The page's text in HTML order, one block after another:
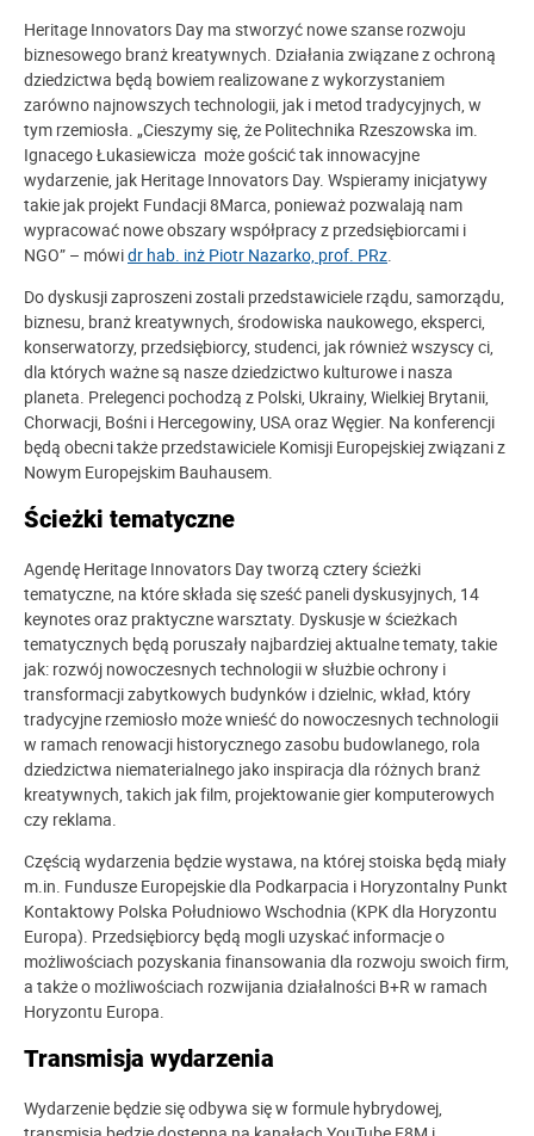
Heritage Innovators Day ma stworzyć nowe szanse rozwoju
biznesowego branż kreatywnych. Działania związane z ochroną
dziedzictwa będą bowiem realizowane z wykorzystaniem
zarówno najnowszych technologii, jak i metod tradycyjnych, w
tym rzemiosła. „Cieszymy się, że Politechnika Rzeszowska im.
Ignacego Łukasiewicza może gościć tak innowacyjne
wydarzenie, jak Heritage Innovators Day. Wspieramy inicjatywy
takie jak projekt Fundacji 8Marca, ponieważ pozwalają nam
wypracować nowe obszary współpracy z przedsiębiorcami i
NGO” – mówidr hab. inż Piotr Nazarko, prof. PRz
Do dyskusji zaproszeni zostali przedstawiciele rządu, samorządu,
biznesu, branż kreatywnych, środowiska naukowego, eksperci,
konserwatorzy, przedsiębiorcy, studenci, jak również wszyscy ci,
dla których ważne są nasze dziedzictwo kulturowe i nasza
planeta. Prelegenci pochodzą z Polski, Ukrainy, Wielkiej Brytanii,
Chorwacji, Bośni i Hercegowiny, USA oraz Węgier. Na konferencji
będą obecni także przedstawiciele Komisji Europejskiej związani z
Nowym Europejskim Bauhausem.
Ścieżki tematyczne
Agendę Heritage Innovators Day tworzą cztery ścieżki
tematyczne, na które składa się sześć paneli dyskusyjnych, 14
keynotes oraz praktyczne warsztaty. Dyskusje w ścieżkach
tematycznych będą poruszały najbardziej aktualne tematy, takie
jak: rozwój nowoczesnych technologii w służbie ochrony i
transformacji zabytkowych budynków i dzielnic, wkład, który
tradycyjne rzemiosło może wnieść do nowoczesnych technologii
w ramach renowacji historycznego zasobu budowlanego, rola
dziedzictwa niematerialnego jako inspiracja dla różnych branż
kreatywnych, takich jak film, projektowanie gier komputerowych
czy reklama.
Częścią wydarzenia będzie wystawa, na której stoiska będą miały
m.in. Fundusze Europejskie dla Podkarpacia i Horyzontalny Punkt
Kontaktowy Polska Południowo Wschodnia (KPK dla Horyzontu
Europa). Przedsiębiorcy będą mogli uzyskać informacje o
możliwościach pozyskania finansowania dla rozwoju swoich firm,
a także o możliwościach rozwijania działalności B+R w ramach
Horyzontu Europa.
Transmisja wydarzenia
Wydarzenie będzie się odbywa się w formule hybrydowej,